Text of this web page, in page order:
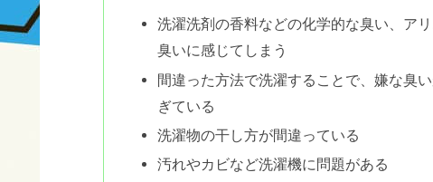
洗濯洗剤の香料などの化学的な臭い、ア
臭いに感じてしまう
間違った方法で洗濯することで、嫌な臭
ぎている
洗濯物の干し方が間違っている
汚れやカビなど洗濯機に問題がある